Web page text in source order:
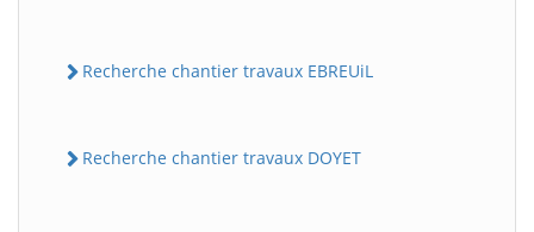
Recherche chantier travaux EBREUiL
Recherche chantier travaux DOYET